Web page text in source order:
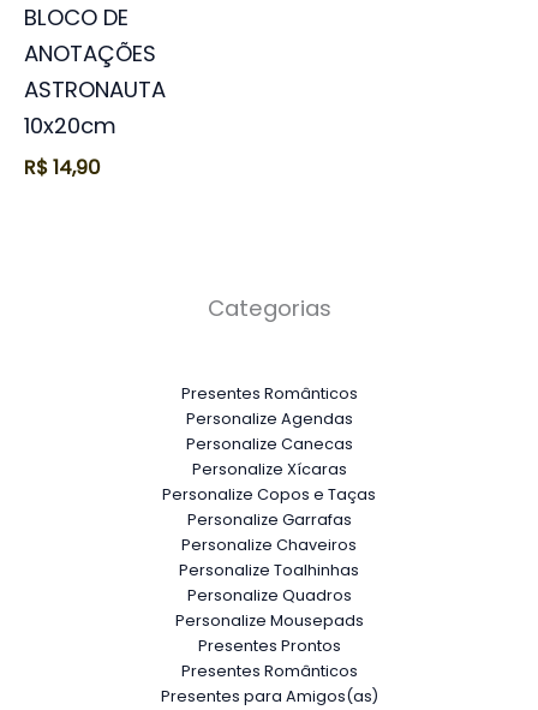
BLOCO DE
ANOTAÇÕES
ASTRONAUTA
10x20cm
R$14,90
Categorias
Presentes Românticos
Personalize Agendas
Personalize Canecas
Personalize Xícaras
Personalize Copos e Taças
Personalize Garrafas
Personalize Chaveiros
Personalize Toalhinhas
Personalize Quadros
Personalize Mousepads
Presentes Prontos
Presentes Românticos
Presentes para Amigos(as)